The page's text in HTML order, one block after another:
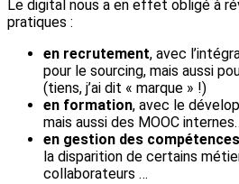
Le digital nous a en effet obligé à
pratiques :
en recrutement, avec
pour le sourcing, mais aussi
(tiens, j’ai dit « marque » !)
en formation, avec le
mais aussi des MOOC
en gestion des compétences
la disparition de certains
collaborateurs …